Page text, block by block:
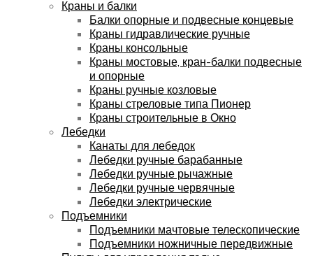
Краны и балки
Балки опорные и подвесные концевые
Краны гидравлические ручные
Краны консольные
Краны мостовые, кран-балки подвесные
и опорные
Краны ручные козловые
Краны стреловые типа Пионер
Краны строительные в Окно
Лебедки
Канаты для лебедок
Лебедки ручные барабанные
Лебедки ручные рычажные
Лебедки ручные червячные
Лебедки электрические
Подъемники
Подъемники мачтовые телескопические
Подъемники ножничные передвижные